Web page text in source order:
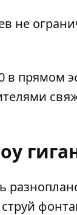
не
в прямом